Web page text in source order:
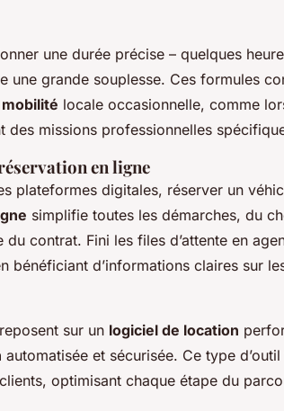
une durée précise – quelques
une grande souplesse. Ces formules
mobilité locale occasionnelle, comme
des missions professionnelles
en ligne
plateformes digitales, réserver un
simplifie toutes les démarches, du
du contrat. Fini les files d’attente en
bénéficiant d’informations claires sur
sur un logiciel de location
automatisée et sécurisée. Ce type
optimisant chaque étape du